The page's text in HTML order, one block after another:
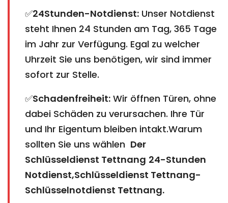
✅24Stunden-Notdienst: Unser Notdienst
steht Ihnen 24 Stunden am Tag, 365 Tage
im Jahr zur Verfügung. Egal zu welcher
Uhrzeit Sie uns benötigen, wir sind immer
sofort zur Stelle.
✅Schadenfreiheit: Wir öffnen Türen, ohne
dabei Schäden zu verursachen. Ihre Tür
und Ihr Eigentum bleiben intakt.Warum
sollten Sie uns wählen Der
Schlüsseldienst Tettnang 24-Stunden
Notdienst,Schlüsseldienst Tettnang-
Schlüsselnotdienst Tettnang.